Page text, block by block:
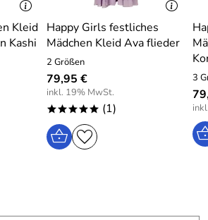
Kleid
Kashi
Happy Girls festliches
Mädchen Kleid Ava flieder
2 Größen
79,95 €
inkl. 19% MwSt.
***** (1)
3